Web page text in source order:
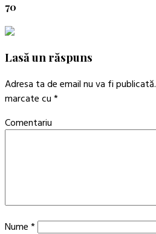
70
Lasă un răspuns
Adresa ta de email nu va fi publicată.
marcate cu *
Comentariu
Nume *